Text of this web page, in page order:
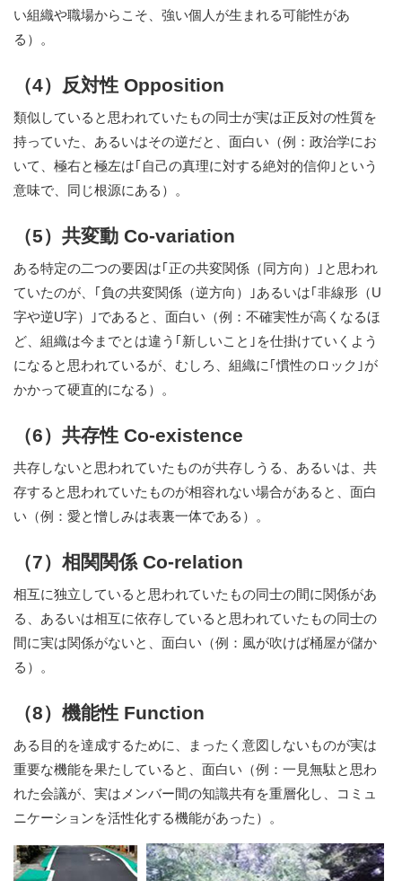
い組織や職場からこそ、強い個人が生まれる可能性があ
る）。
（4）反対性 Opposition
類似していると思われていたもの同士が実は正反対の性質を
持っていた、あるいはその逆だと、面白い（例：政治学にお
いて、極右と極左は｢自己の真理に対する絶対的信仰｣という
意味で、同じ根源にある）。
（5）共変動 Co-variation
ある特定の二つの要因は｢正の共変関係（同方向）｣と思われ
ていたのが、｢負の共変関係（逆方向）｣あるいは｢非線形（U
字や逆U字）｣であると、面白い（例：不確実性が高くなるほ
ど、組織は今までとは違う｢新しいこと｣を仕掛けていくよう
になると思われているが、むしろ、組織に｢慣性のロック｣が
かかって硬直的になる）。
（6）共存性 Co-existence
共存しないと思われていたものが共存しうる、あるいは、共
存すると思われていたものが相容れない場合があると、面白
い（例：愛と憎しみは表裏一体である）。
（7）相関関係 Co-relation
相互に独立していると思われていたもの同士の間に関係があ
る、あるいは相互に依存していると思われていたもの同士の
間に実は関係がないと、面白い（例：風が吹けば桶屋が儲か
る）。
（8）機能性 Function
ある目的を達成するために、まったく意図しないものが実は
重要な機能を果たしていると、面白い（例：一見無駄と思わ
れた会議が、実はメンバー間の知識共有を重層化し、コミュ
ニケーションを活性化する機能があった）。